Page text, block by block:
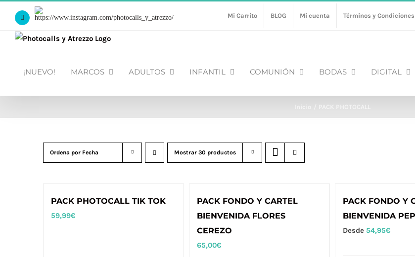
contenido
Facebook
Https://www.instagram.com/photocalls_y_atrezzo/ Mi Carrito BLOG Mi cuenta Términos y Condiciones
¡NUEVO! MARCOS ADULTOS INFANTIL COMUNIÓN BODAS DIGITAL
Inicio PACK PHOTOCALL
Ordena por Fecha Mostrar 30 productos
PACK PHOTOCALL TIK TOK
59,99€
PACK FONDO Y CARTEL
BIENVENIDA FLORES
CEREZO
65,00€
PACK FONDO Y
BIENVENIDA
Desde 54,95€